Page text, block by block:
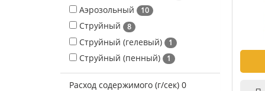
Аэрозольный 10
Струйный 8
Струйный (гелевый) 1
Струйный (пенный) 1
Расход содержимого (г/сек) 0